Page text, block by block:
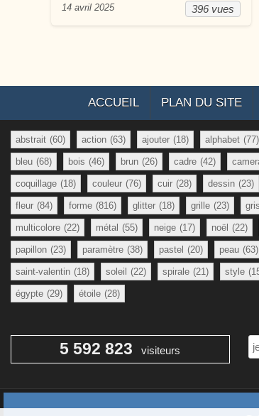
396 vues
14 avril 2025
ACCUEIL PLAN DU SITE
abstrait (60) action (63) ajouter (18) alphabet (77)
bleu (68) bois (46) brun (26) cadre (42)
coquillage (18) couleur (76) cuir (28) dessin (23)
fleur (84) forme (816) glitter (18) grille (23) gris
multicolore (22) métal (55) neige (17) noël (22)
papillon (23) paramètre (38) pastel (20) peau (63)
saint-valentin (18) soleil (22) spirale (21) style
égypte (29) étoile (28)
5 592 823 visiteurs